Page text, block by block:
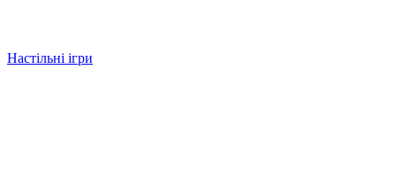
Настільні ігри